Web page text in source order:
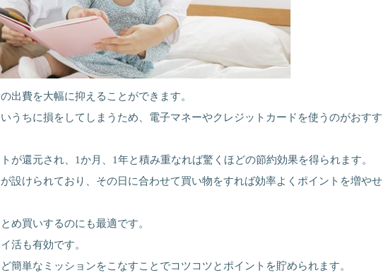
出費を大幅に抑えることができます。
うちに損をしてしまうため、電子マネーやクレジットカードを使うのがおすす
が還元され、1か月、1年と積み重なれば驚くほどの節約効果を得られます。
設けられており、その日に合わせて買い物をすれば効率よくポイントを増やせ
め買いするのにも最適です。
活も有効です。
簡単なミッションをこなすことでコツコツとポイントを貯められます。